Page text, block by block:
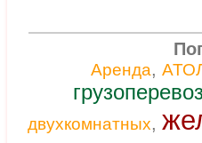
Аренда,
двухкомнатных,